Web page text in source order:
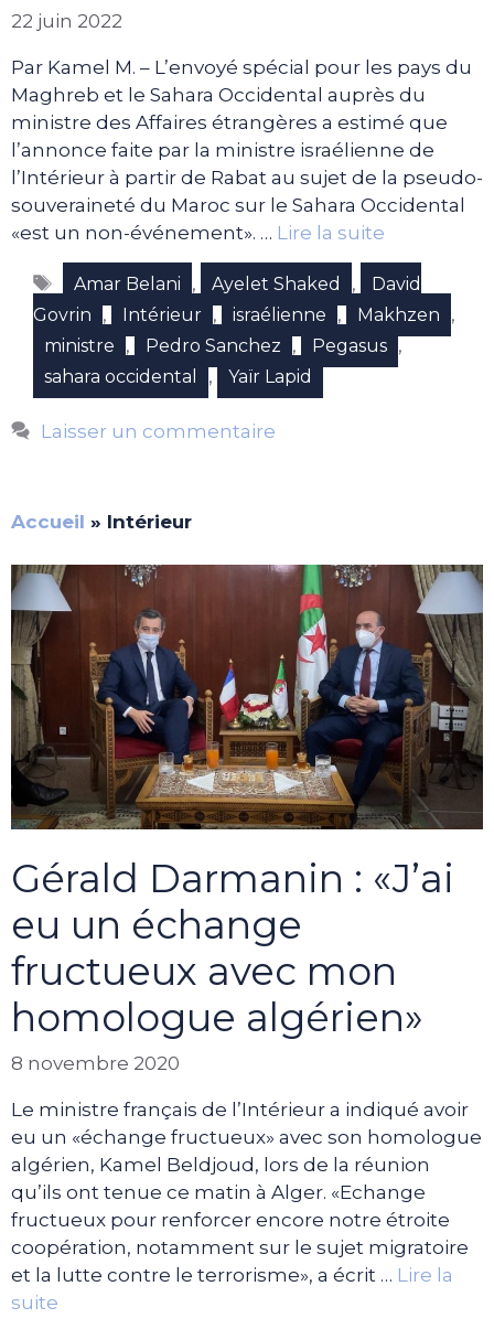
22 juin 2022
Par Kamel M. – L’envoyé spécial pour les pays du
Maghreb et le Sahara Occidental auprès du
ministre des Affaires étrangères a estimé que
l’annonce faite par la ministre israélienne de
l’Intérieur à partir de Rabat au sujet de la pseudo-
souveraineté du Maroc sur le Sahara Occidental
«est un non-événement». … Lire la suite
Étiquettes
Amar Belani , Ayelet Shaked ,
David
Govrin
, Intérieur , israélienne , Makhzen ,
ministre , Pedro Sanchez , Pegasus ,
sahara occidental , Yaïr Lapid
Laisser un commentaire
Accueil » Intérieur
Gérald Darmanin : «J’ai
eu un échange
fructueux avec mon
homologue algérien»
8 novembre 2020
Le ministre français de l’Intérieur a indiqué avoir
eu un «échange fructueux» avec son homologue
algérien, Kamel Beldjoud, lors de la réunion
qu’ils ont tenue ce matin à Alger. «Echange
fructueux pour renforcer encore notre étroite
coopération, notamment sur le sujet migratoire
et la lutte contre le terrorisme», a écrit … Lire la
suite